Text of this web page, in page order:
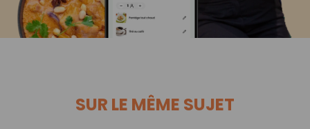
SUR LE MÊME SUJET